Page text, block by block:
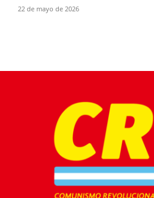
22 de mayo de 2026